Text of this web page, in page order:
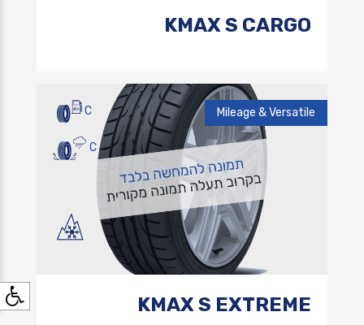
KMAX S CARGO
Mileage & Versatile
C
C
KMAX S EXTREME